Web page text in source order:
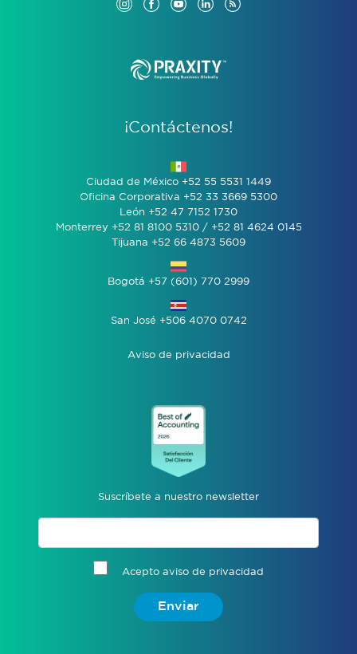
¡Contáctenos!
Ciudad de México +52 55 5531 1449
Oficina Corporativa +52 33 3669 5300
León +52 47 7152 1730
Monterrey +52 81 8100 5310 / +52 81 4624 0145
Tijuana +52 66 4873 5609
Bogotá +57 (601) 770 2999
San José +506 4070 0742
Aviso de privacidad
Suscríbete a nuestro newsletter
Acepto aviso de privacidad
Enviar